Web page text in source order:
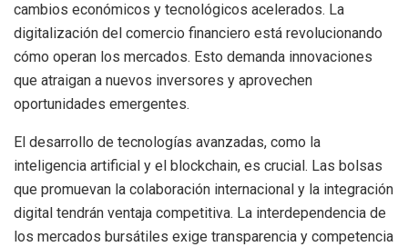
cambios económicos y tecnológicos acelerados. La
digitalización del comercio financiero está revolucionando
cómo operan los mercados. Esto demanda innovaciones
que atraigan a nuevos inversores y aprovechen
oportunidades emergentes.
El desarrollo de tecnologías avanzadas, como la
inteligencia artificial y el blockchain, es crucial. Las bolsas
que promuevan la colaboración internacional y la integración
digital tendrán ventaja competitiva. La interdependencia de
los mercados bursátiles exige transparencia y competencia